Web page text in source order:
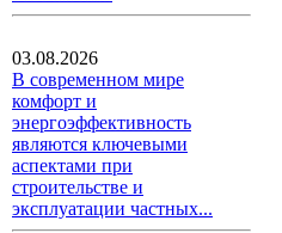
03.08.2026
В современном мире
комфорт и
энергоэффективность
являются ключевыми
аспектами при
строительстве и
эксплуатации частных...